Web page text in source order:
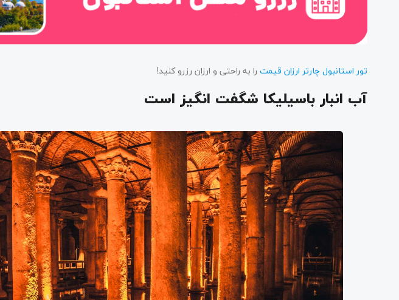
تور استانبول چارتر ارزان قیمت را به راحتی و ارزان رزرو کنید!
آب انبار باسیلیکا شگفت انگیز است